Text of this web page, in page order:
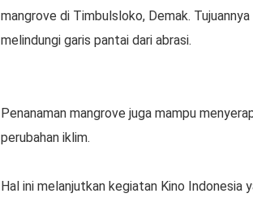
mangrove di Timbulsloko, Demak.
melindungi garis pantai dari abrasi.
Penanaman mangrove juga mampu
perubahan iklim.
Hal ini melanjutkan kegiatan Kino Indonesia